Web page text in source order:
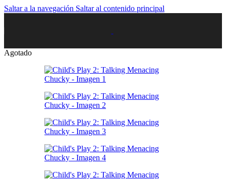
Saltar a la navegación Saltar al contenido principal
Agotado